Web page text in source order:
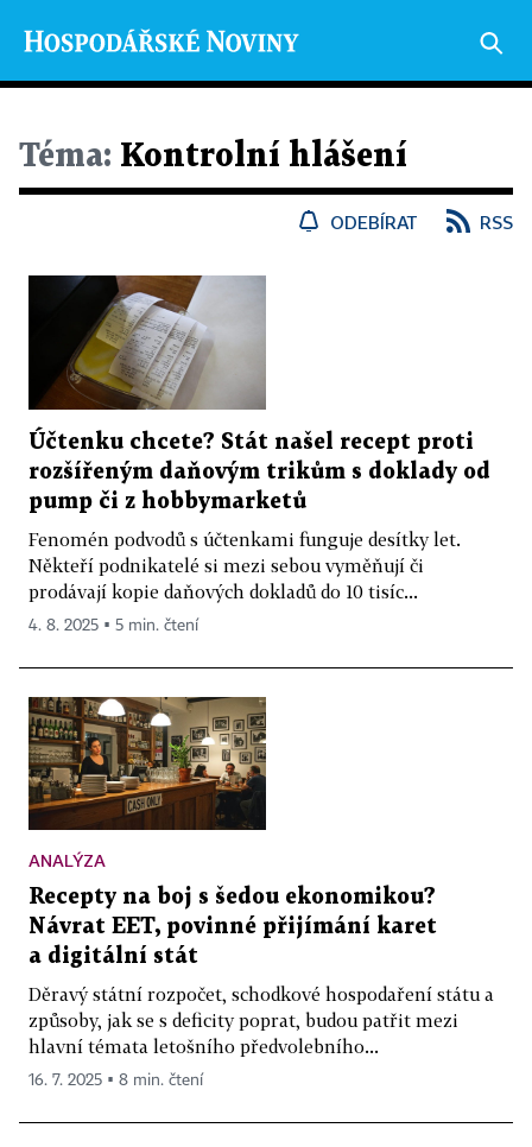
Téma: Kontrolní hlášení
ODEBÍRAT RSS
Účtenku chcete? Stát našel recept proti
rozšířeným daňovým trikům s doklady od
pump či z hobbymarketů
Fenomén podvodů s účtenkami funguje desítky let.
Někteří podnikatelé si mezi sebou vyměňují či
prodávají kopie daňových dokladů do 10 tisíc...
4. 8. 2025 ▪ 5 min. čtení
ANALÝZA
Recepty na boj s šedou ekonomikou?
Návrat EET, povinné přijímání karet
a digitální stát
Děravý státní rozpočet, schodkové hospodaření státu a
způsoby, jak se s deficity poprat, budou patřit mezi
hlavní témata letošního předvolebního...
16. 7. 2025 ▪ 8 min. čtení